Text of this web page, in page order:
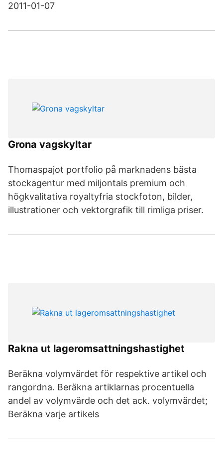
2011-01-07
Grona vagskyltar
Thomaspajot portfolio på marknadens bästa
stockagentur med miljontals premium och
högkvalitativa royaltyfria stockfoton, bilder,
illustrationer och vektorgrafik till rimliga priser.
Rakna ut lageromsattningshastighet
Beräkna volymvärdet för respektive artikel och
rangordna. Beräkna artiklarnas procentuella
andel av volymvärde och det ack. volymvärdet;
Beräkna varje artikels